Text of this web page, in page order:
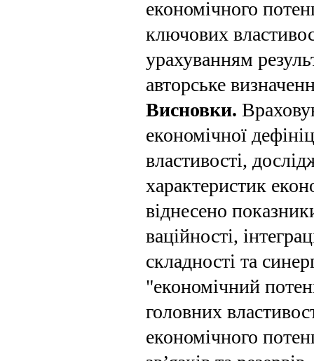
економічного
ключових
урахуванням
авторське
Висновки.
економічної
власти­вості,
характеристик
віднесено
ваційності,
складності та
"економічний
головних
економічного